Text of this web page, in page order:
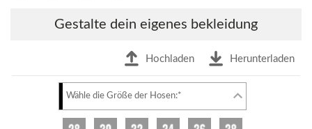
Gestalte dein eigenes bekleidung
Hochladen Herunterladen
Wähle die Größe der Hosen:*